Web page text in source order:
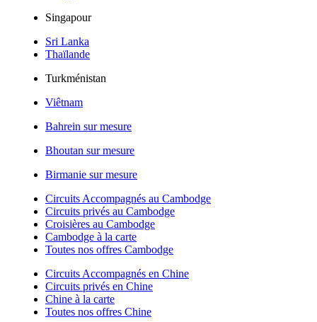
Singapour
Sri Lanka
Thaïlande
Turkménistan
Viêtnam
Bahrein sur mesure
Bhoutan sur mesure
Birmanie sur mesure
Circuits Accompagnés au Cambodge
Circuits privés au Cambodge
Croisières au Cambodge
Cambodge à la carte
Toutes nos offres Cambodge
Circuits Accompagnés en Chine
Circuits privés en Chine
Chine à la carte
Toutes nos offres Chine